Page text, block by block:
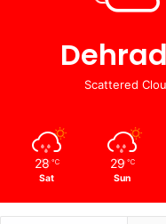
Scattered
28 ℃
Sat
29 ℃
Sun